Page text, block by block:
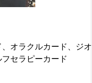
オラクルカード、ジオ
セラピーカード